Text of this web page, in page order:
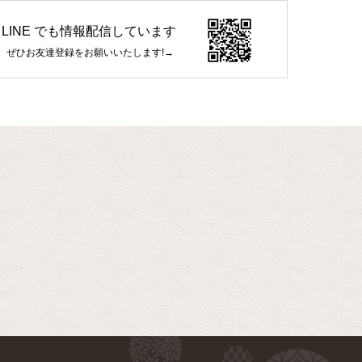
LINE でも情報配信しています
ぜひお友達登録をお願いいたします!→